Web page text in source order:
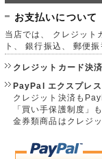
お支払いについて
当店では、 クレジット
ト、 銀行振込、 郵便
クレジットカード決済
PayPal エクスプレス
クレジット決済も
「買い手保護制度」
金券類商品はクレジ